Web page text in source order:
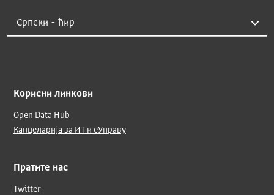
Корисни линкови
Open Data Hub
Канцеларија за ИТ и еУправу
Пратите нас
Twitter